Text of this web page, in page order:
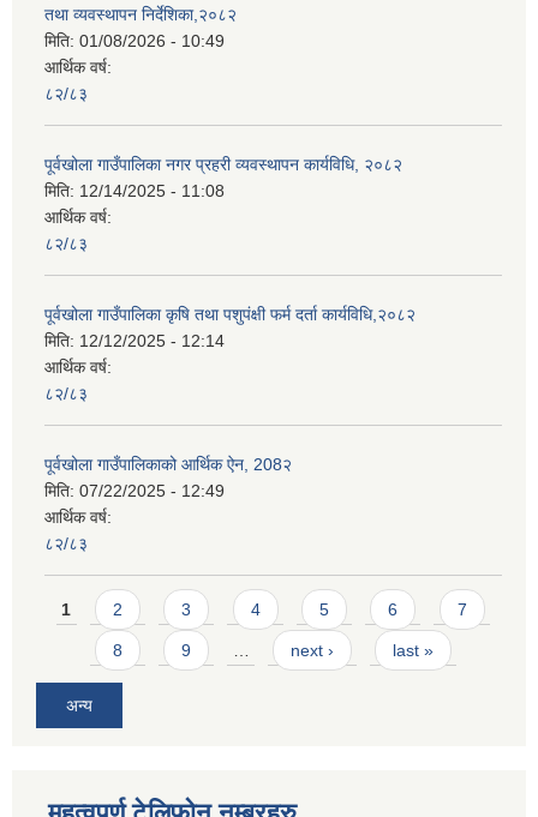
तथा व्यवस्थापन निर्देशिका,२०८२
मिति: 01/08/2026 - 10:49
आर्थिक वर्ष:
८२/८३
पूर्वखोला गाउँपालिका नगर प्रहरी व्यवस्थापन कार्यविधि, २०८२
मिति: 12/14/2025 - 11:08
आर्थिक वर्ष:
८२/८३
पूर्वखोला गाउँपालिका कृषि तथा पशुपंक्षी फर्म दर्ता कार्यविधि,२०८२
मिति: 12/12/2025 - 12:14
आर्थिक वर्ष:
८२/८३
पूर्वखोला गाउँपालिकाको आर्थिक ऐन, 208२
मिति: 07/22/2025 - 12:49
आर्थिक वर्ष:
८२/८३
Pages
1 2 3 4 5 6 7
8 9 next › last »
अन्य